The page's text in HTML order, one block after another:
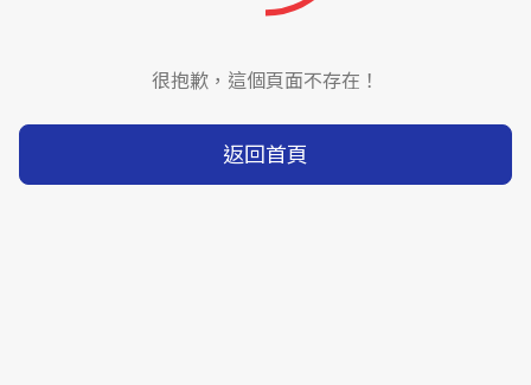
很抱歉，這個頁面不存在！
返回首頁